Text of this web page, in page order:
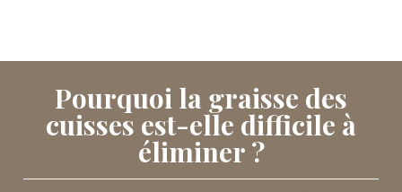
Pourquoi la graisse des
cuisses est-elle difficile à
éliminer ?